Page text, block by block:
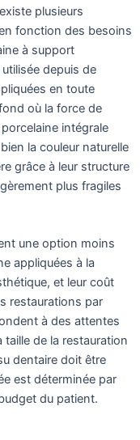
plusieurs
fonction des besoins
à support
depuis de
en toute
où la force de
intégrale
la couleur naturelle
grâce à leur structure
plus fragiles
une option moins
appliquées à la
et leur coût
restaurations par
à des attentes
de la restauration
dentaire doit être
est déterminée par
du patient.